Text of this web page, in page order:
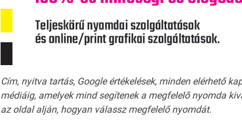
Cím, nyitva tartás, Google értékelések, minden elérhető
médiáig, amelyek mind segítenek a megfelelő nyomda
az oldal alján, hogyan válassz megfelelő nyomdát.